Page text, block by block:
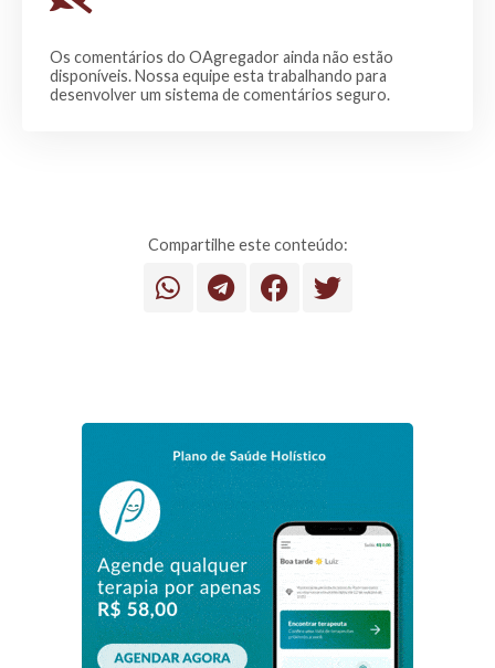
Os comentários do OAgregador ainda não estão
disponíveis. Nossa equipe esta trabalhando para
desenvolver um sistema de comentários seguro.
Compartilhe este conteúdo: